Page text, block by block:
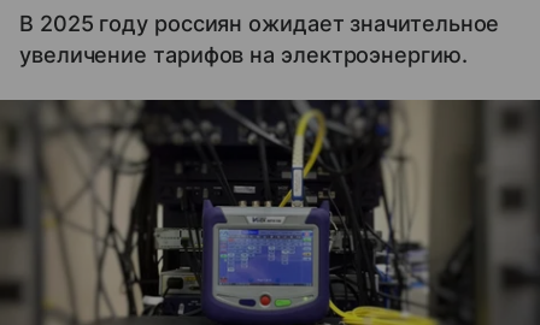
В 2025 году россиян ожидает значительное
увеличение тарифов на электроэнергию.